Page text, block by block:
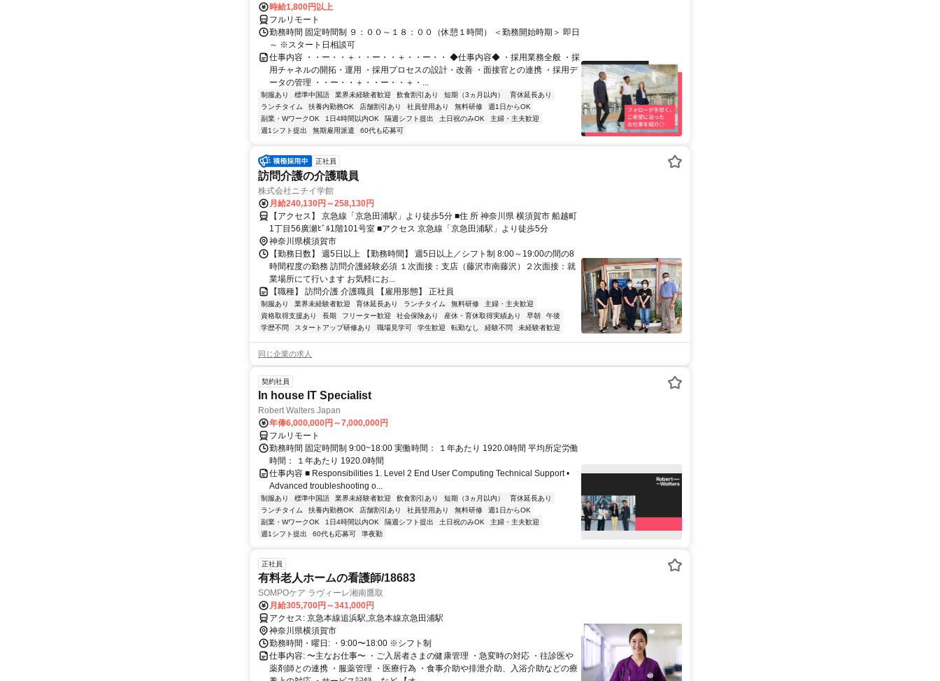
時給1,800円以上
フルリモート
勤務時間 固定時間制 ９：００～１８：００（休憩１時間） ＜勤務開始時期＞ 即日
～ ※スタート日相談可
仕事内容 ・・ー・・＋・・ー・・＋・・ー・・ ◆仕事内容◆ ・採用業務全般 ・採
用チャネルの開拓・運用 ・採用プロセスの設計・改善 ・面接官との連携 ・採用デ
ータの管理 ・・ー・・＋・・ー・・＋・...
制服あり 標準中国語 業界未経験者歓迎 飲食割引あり 短期（3ヵ月以内）
育休延長あり
ランチタイム
扶養内勤務OK 店舗割引あり 社員登用あり 無料研修
週1日からOK
副業・WワークOK
1日4時間以内OK 隔週シフト提出 土日祝のみOK
主婦・主夫歓迎
週1シフト提出
無期雇用派遣 60代も応募可
正社員
訪問介護の介護職員
株式会社ニチイ学館
月給240,130円～258,130円
【アクセス】 京急線「京急田浦駅」より徒歩5分 ■住 所 神奈川県 横須賀市 船越町
1丁目56廣瀬ﾋﾞﾙ1階101号室 ■アクセス 京急線「京急田浦駅」より徒歩5分
神奈川県横須賀市
【勤務日数】 週5日以上 【勤務時間】 週5日以上／シフト制 8:00～19:00の間の8
時間程度の勤務 訪問介護経験必須 １次面接：支店（藤沢市南藤沢）２次面接：就
業場所にて行います お気軽にお...
【職種】 訪問介護 介護職員 【雇用形態】 正社員
制服あり 業界未経験者歓迎 育休延長あり ランチタイム 無料研修
主婦・主夫歓迎
資格取得支援あり
長期 フリーター歓迎 社会保険あり 産休・育休取得実績あり 早朝
午後
学歴不問
スタートアップ研修あり 職場見学可 学生歓迎 転勤なし 経験不問 未経験者歓迎
同じ企業の求人
契約社員
In house IT Specialist
Robert Walters Japan
年俸6,000,000円～7,000,000円
フルリモート
勤務時間 固定時間制 9:00~18:00 実働時間： １年あたり 1920.0時間 平均所定労働
時間： １年あたり 1920.0時間
仕事内容 ■ Responsibilities 1. Level 2 End User Computing Technical Support •
Advanced troubleshooting o...
制服あり 標準中国語 業界未経験者歓迎 飲食割引あり 短期（3ヵ月以内）
育休延長あり
ランチタイム
扶養内勤務OK 店舗割引あり 社員登用あり 無料研修
週1日からOK
副業・WワークOK
1日4時間以内OK 隔週シフト提出 土日祝のみOK
主婦・主夫歓迎
週1シフト提出
60代も応募可 準夜勤
正社員
有料老人ホームの看護師/18683
SOMPOケア ラヴィーレ湘南鷹取
月給305,700円～341,000円
アクセス: 京急本線追浜駅,京急本線京急田浦駅
神奈川県横須賀市
勤務時間・曜日: ・9:00〜18:00 ※シフト制
仕事内容: 〜主なお仕事〜 ・ご入居者さまの健康管理 ・急変時の対応 ・往診医や
薬剤師との連携 ・服薬管理 ・医療行為 ・食事介助や排泄介助、入浴介助などの療